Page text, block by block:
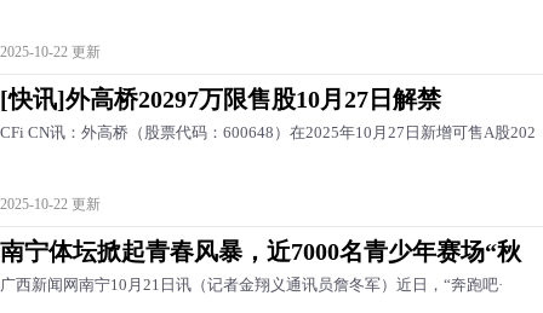
2025-10-22 更新
[快讯]外高桥20297万限售股10月27日解禁
CFi CN讯：外高桥（股票代码：600648）在2025年10月27日新增可售A股202
2025-10-22 更新
南宁体坛掀起青春风暴，近7000名青少年赛场“秋
广西新闻网南宁10月21日讯（记者金翔义通讯员詹冬军）近日，“奔跑吧·